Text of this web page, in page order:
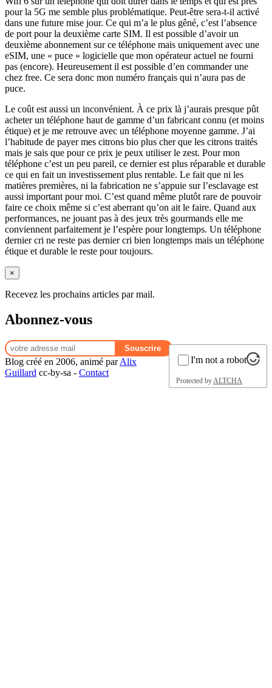
pour la 5G me semble plus problématique. Peut-être sera-t-il activé
dans une future mise jour. Ce qui m’a le plus gêné, c’est l’absence
de port pour la deuxième carte SIM. Il est possible d’avoir un
deuxième abonnement sur ce téléphone mais uniquement avec une
eSIM, une « puce » logicielle que mon opérateur actuel ne fourni
pas (encore). Heureusement il est possible d’en commander une
chez free. Ce sera donc mon numéro français qui n’aura pas de
puce.
Le coût est aussi un inconvénient. À ce prix là j’aurais presque pût
acheter un téléphone haut de gamme d’un fabricant connu (et moins
étique) et je me retrouve avec un téléphone moyenne gamme. J’ai
l’habitude de payer mes citrons bio plus cher que les citrons traités
mais je sais que pour ce prix je peux utiliser le zest. Pour mon
téléphone c’est un peu pareil, ce dernier est plus réparable et durable
ce qui en fait un investissement plus rentable. Le fait que ni les
matières premières, ni la fabrication ne s’appuie sur l’esclavage est
aussi important pour moi. C’est quand même plutôt rare de pouvoir
faire ce choix même si c’est aberrant qu’on ait le faire. Quand aux
performances, ne jouant pas à des jeux très gourmands elle me
conviennent parfaitement je l’espère pour longtemps. Un téléphone
dernier cri ne reste pas dernier cri bien longtemps mais un téléphone
étique et durable le reste pour toujours.
×
Recevez les prochains articles par mail.
Abonnez-vous
I'm not a robot
Protected byALTCHA
Blog créé en 2006, animé parAlix
Guillard cc-by-sa - Contact